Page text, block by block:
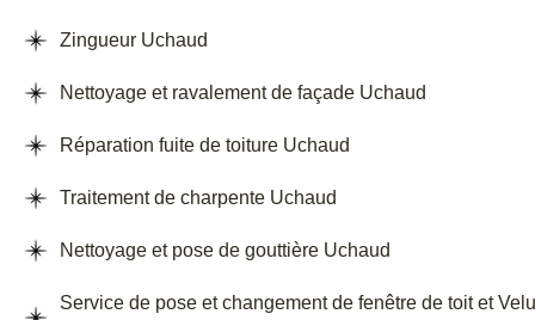
Zingueur Uchaud
Nettoyage et ravalement de façade Uchaud
Réparation fuite de toiture Uchaud
Traitement de charpente Uchaud
Nettoyage et pose de gouttière Uchaud
Service de pose et changement de fenêtre de toit et